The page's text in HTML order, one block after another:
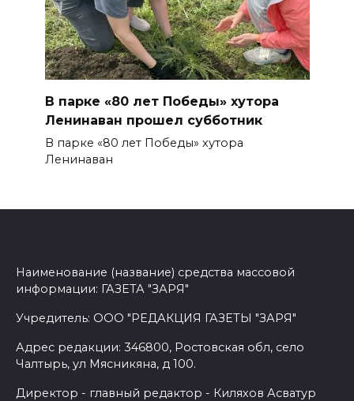
В парке «80 лет Победы» хутора
Ленинаван прошел субботник
В парке «80 лет Победы» хутора
Ленинаван
Наименование (название) средства массовой
информации: ГАЗЕТА "ЗАРЯ"
Учредитель: ООО "РЕДАКЦИЯ ГАЗЕТЫ "ЗАРЯ"
Адрес редакции: 346800, Ростовская обл, село
Чалтырь, ул Мясникяна, д 100.
Директор - главный редактор - Киляхов Асватур